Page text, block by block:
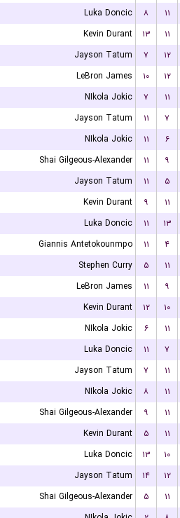
Luka Doncic
۸ ۱۱
Kevin Durant
۱۳ ۱۱
Jayson Tatum
۷ ۱۲
LeBron James
۱۰ ۱۲
NIkola Jokic
۷ ۱۱
Jayson Tatum
۱۱ ۷
NIkola Jokic
۱۱ ۶
Shai Gilgeous-Alexander
۱۱ ۹
Jayson Tatum
۱۱ ۵
Kevin Durant
۹ ۱۱
Luka Doncic
۱۱ ۱۳
Giannis Antetokounmpo
۱۱ ۴
Stephen Curry
۵ ۱۱
LeBron James
۱۱ ۹
Kevin Durant
۱۲ ۱۰
NIkola Jokic
۶ ۱۱
Luka Doncic
۱۱ ۷
Jayson Tatum
۷ ۱۱
NIkola Jokic
۸ ۱۱
Shai Gilgeous-Alexander
۹ ۱۱
Kevin Durant
۵ ۱۱
Luka Doncic
۱۳ ۱۰
Jayson Tatum
۱۴ ۱۲
Shai Gilgeous-Alexander
۵ ۱۱